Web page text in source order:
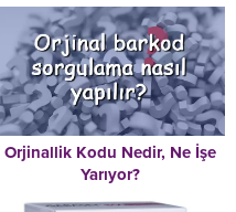
Orjinallik Kodu Nedir, Ne İşe
Yarıyor?